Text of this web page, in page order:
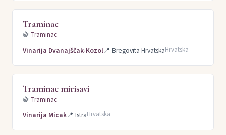
Traminac
🍇 Traminac
Vinarija Dvanajščak-Kozol📍 Bregovita HrvatskaHrvatska
Traminac mirisavi
🍇 Traminac
Vinarija Micak📍 IstraHrvatska